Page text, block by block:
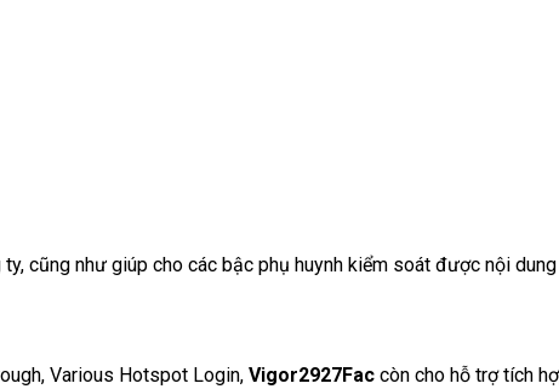
cũng như giúp cho các bậc phụ huynh kiểm soát được nội
Various Hotspot Login, Vigor2927Fac còn cho hỗ trợ tích